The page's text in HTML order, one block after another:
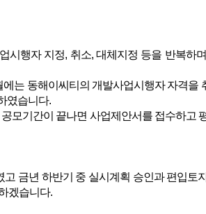
행자 지정, 취소, 대체지정 등을 반복하
는 동해이씨티의 개발사업시행자 자격을
였습니다.
모기간이 끝나면 사업제안서를 접수하고
금년 하반기 중 실시계획 승인과 편입토
겠습니다.